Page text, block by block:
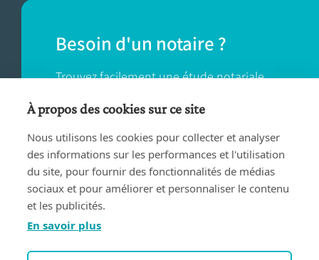
Besoin d'un notaire ?
Trouvez facilement une étude notariale
près de chez vous.
TROUVER UN NOTAIRE
Conditions d'utilisation
À propos des cookies sur ce site
Nous utilisons les cookies pour collecter et analyser
des informations sur les performances et l'utilisation
du site, pour fournir des fonctionnalités de médias
sociaux et pour améliorer et personnaliser le contenu
et les publicités.
En savoir plus